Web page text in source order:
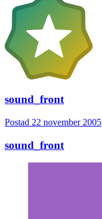
sound_front
Postad 22 november 2005
sound_front